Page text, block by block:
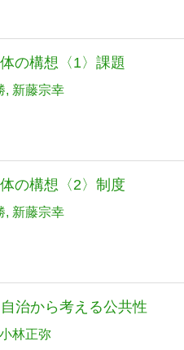
の構想〈1〉課題
新藤宗幸
の構想〈2〉制度
新藤宗幸
治から考える公共性
小林正弥